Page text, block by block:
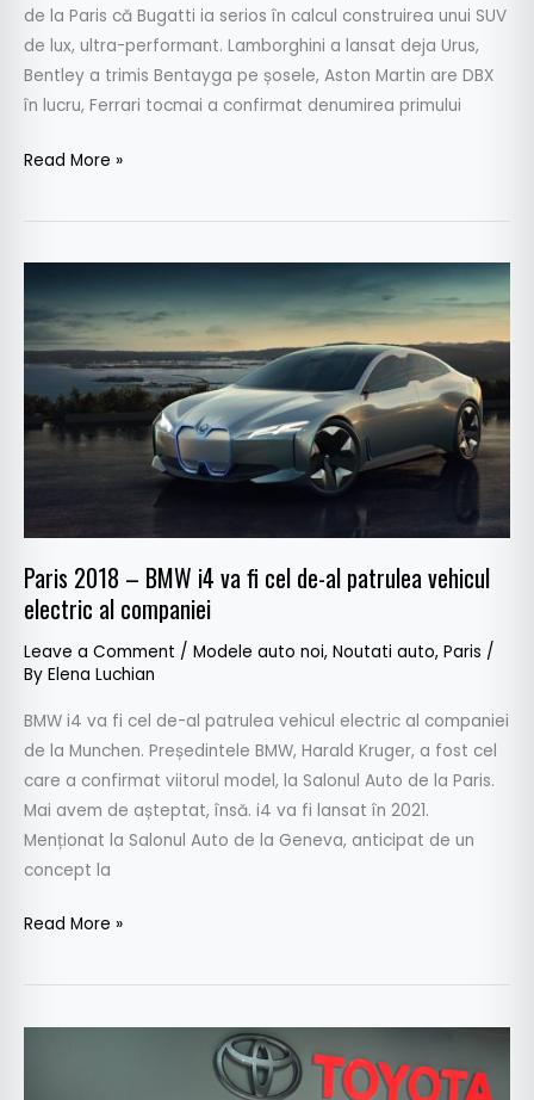
de la Paris că Bugatti ia serios în calcul construirea unui SUV
de lux, ultra-performant. Lamborghini a lansat deja Urus,
Bentley a trimis Bentayga pe șosele, Aston Martin are DBX
în lucru, Ferrari tocmai a confirmat denumirea primului
Read More »
Paris 2018 – BMW i4 va fi cel de-al patrulea vehicul
electric al companiei
Leave a Comment / Modele auto noi, Noutati auto, Paris /
By Elena Luchian
BMW i4 va fi cel de-al patrulea vehicul electric al companiei
de la Munchen. Președintele BMW, Harald Kruger, a fost cel
care a confirmat viitorul model, la Salonul Auto de la Paris.
Mai avem de așteptat, însă. i4 va fi lansat în 2021.
Menționat la Salonul Auto de la Geneva, anticipat de un
concept la
–
BMW
i4
va
fi
al
patrulea
vehicul
al
Read More »